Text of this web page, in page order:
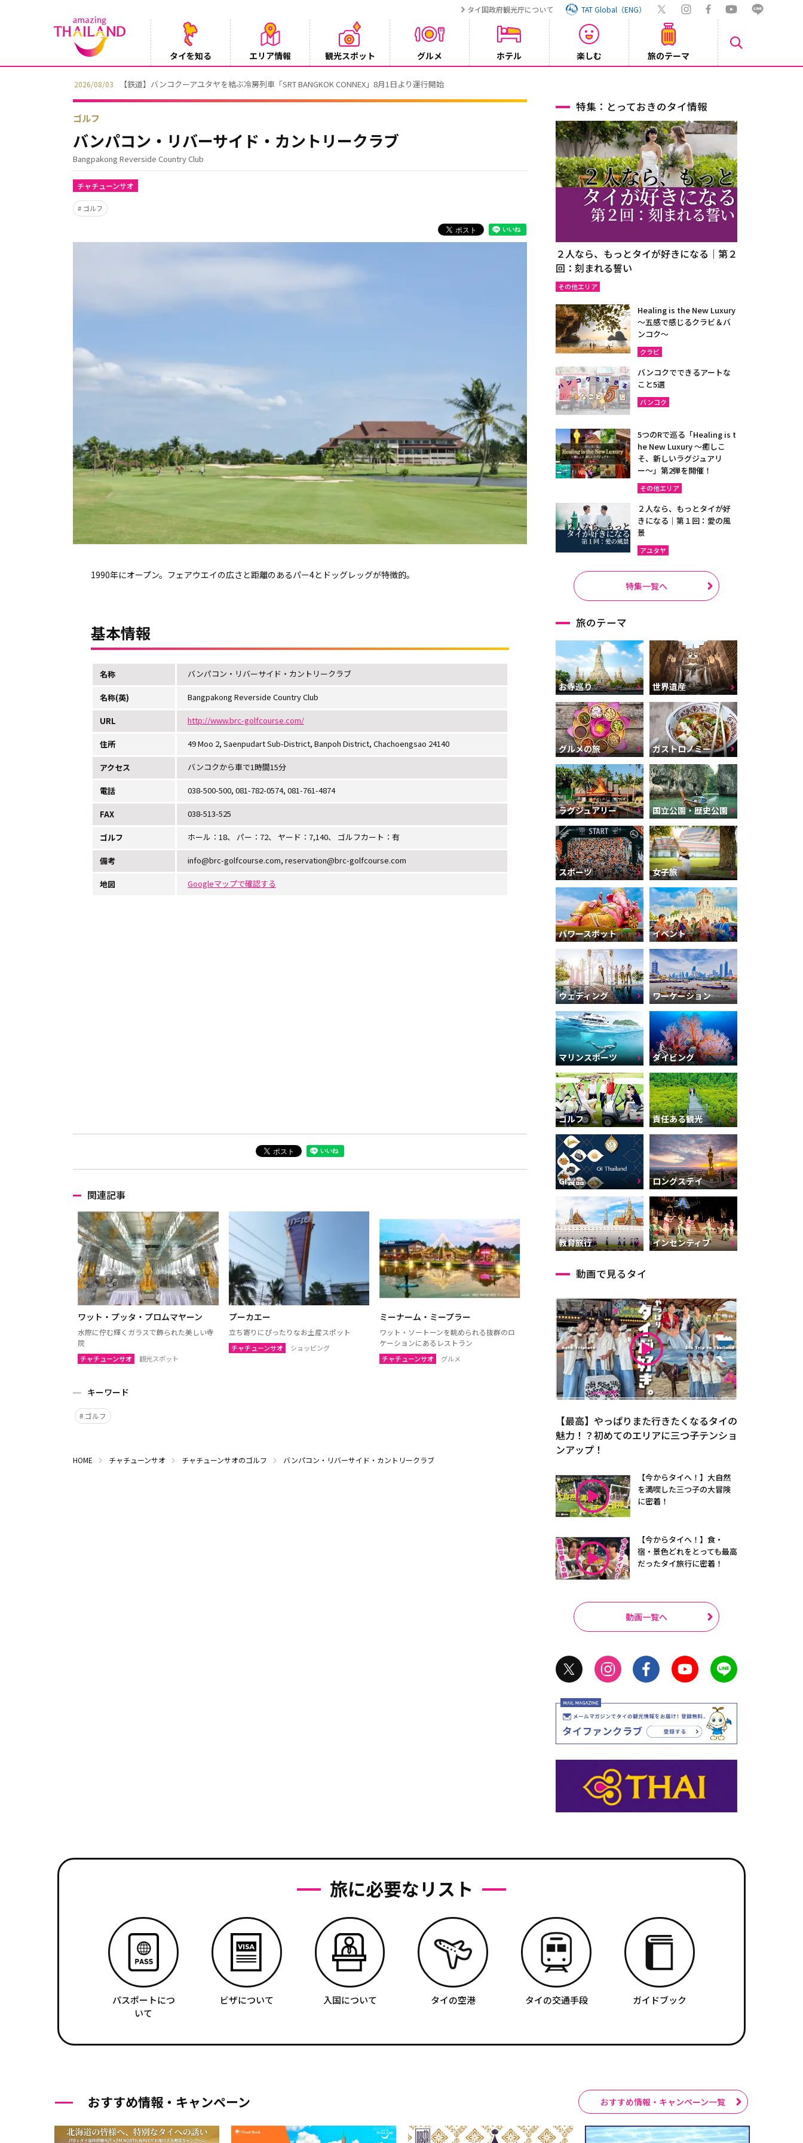
タイ国政府観光庁について TAT Global（ENG）
タイを知る エリア情報 観光スポット グルメ ホテル 楽しむ 旅のテーマ
2026/08/03 【鉄道】バンコクーアユタヤを結ぶ冷房列車「SRT BANGKOK CONNEX」8月1日より運行開始
ゴルフ
バンパコン・リバーサイド・カントリークラブ
Bangpakong Reverside Country Club
チャチューンサオ
ゴルフ
1990年にオープン。フェアウエイの広さと距離のあるパー4とドッグレッグが特徴的。
基本情報
名称 バンパコン・リバーサイド・カントリークラブ
名称(英) Bangpakong Reverside Country Club
URL http://www.brc-golfcourse.com/
住所 49 Moo 2, Saenpudart Sub-District, Banpoh District, Chachoengsao 24140
アクセス バンコクから車で1時間15分
電話 038-500-500, 081-782-0574, 081-761-4874
FAX 038-513-525
ゴルフ ホール：18、 パー：72、 ヤード：7,140、 ゴルフカート：有
備考 info@brc-golfcourse.com, reservation@brc-golfcourse.com
地図 Googleマップで確認する
関連記事
ワット・プッタ・プロムマヤーン
水際に佇む輝くガラスで飾られた美しい寺
院
チャチューンサオ 観光スポット
プーカエー
立ち寄りにぴったりなお土産スポット
チャチューンサオ ショッピング
ミーナーム・ミープラー
ワット・ソートーンを眺められる抜群のロ
ケーションにあるレストラン
チャチューンサオ グルメ
キーワード
ゴルフ
HOME チャチューンサオ チャチューンサオのゴルフ バンパコン・リバーサイド・カントリークラブ
特集：とっておきのタイ情報
２人なら、もっとタイが好きになる｜第２
回：刻まれる誓い
その他エリア
Healing is the New Luxury
～五感で感じるクラビ＆バ
ンコク～
クラビ
バンコクでできるアートな
こと5選
バンコク
5つのRで巡る「Healing is t
he New Luxury ～癒しこ
そ、新しいラグジュアリ
ー〜」第2弾を開催！
その他エリア
２人なら、もっとタイが好
きになる｜第１回：愛の風
景
アユタヤ
特集一覧へ
旅のテーマ
お寺巡り 世界遺産
グルメの旅 ガストロノミー
ラグジュアリー 国立公園・歴史公園
スポーツ 女子旅
パワースポット イベント
ウェディング ワーケーション
マリンスポーツ ダイビング
ゴルフ 責任ある観光
GI製品 ロングステイ
教育旅行 インセンティブ
動画で見るタイ
【最高】やっぱりまた行きたくなるタイの
魅力！？初めてのエリアに三つ子テンショ
ンアップ！
【今からタイへ！】大自然
を満喫した三つ子の大冒険
に密着！
【今からタイへ！】食・
宿・景色どれをとっても最高
だったタイ旅行に密着！
動画一覧へ
旅に必要なリスト
パスポートにつ
いて
ビザについて 入国について タイの空港 タイの交通手段 ガイドブック
おすすめ情報・キャンペーン おすすめ情報・キャンペーン一覧